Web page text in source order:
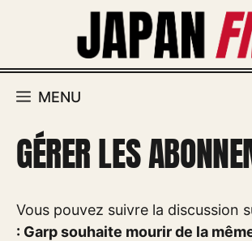
MENU
GÉRER LES
Vous pouvez suivre la discussion
: Garp souhaite mourir de la